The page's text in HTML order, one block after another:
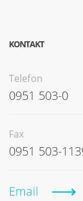
KONTAKT
Telefon
0951 503-0
Fax
0951 503-
Email